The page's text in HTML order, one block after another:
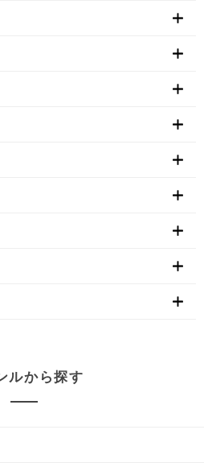
ルから探す